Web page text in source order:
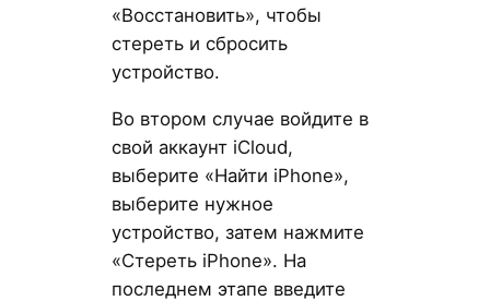
«Восстановить», чтобы
стереть и сбросить
устройство.
Во втором случае войдите в
свой аккаунт iCloud,
выберите «Найти iPhone»,
выберите нужное
устройство, затем нажмите
«Стереть iPhone». На
последнем этапе введите